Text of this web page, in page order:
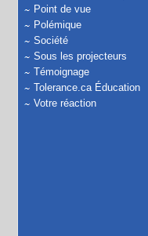
Point de vue
Polémique
Société
Sous les projecteurs
Témoignage
Tolerance.ca Éducation
Votre réaction